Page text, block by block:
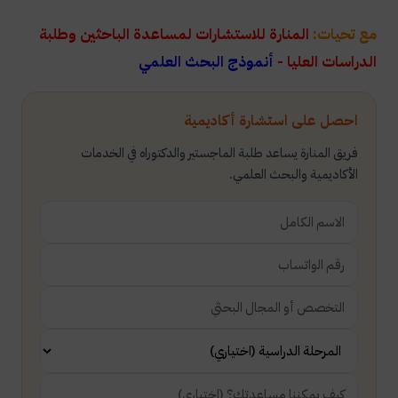
احصل على استشارة أكاديمية
فريق المنارة يساعد طلبة الماجستير والدكتوراه في الخدمات
الأكاديمية والبحث العلمي.
مع تحيات: المنارة للاستشارات لمساعدة الباحثين وطلبة
الدراسات العليا - أنموذج البحث العلمي